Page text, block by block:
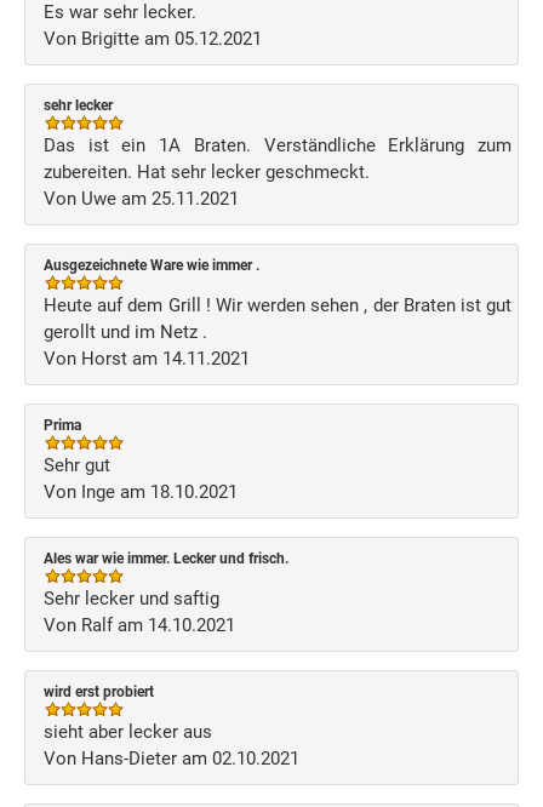
Es war sehr lecker.
Von Brigitte am 05.12.2021
sehr lecker
Das ist ein 1A Braten. Verständliche Erklärung zum
zubereiten. Hat sehr lecker geschmeckt.
Von Uwe am 25.11.2021
Ausgezeichnete Ware wie immer .
Heute auf dem Grill ! Wir werden sehen , der Braten ist gut
gerollt und im Netz .
Von Horst am 14.11.2021
Prima
Sehr gut
Von Inge am 18.10.2021
Ales war wie immer. Lecker und frisch.
Sehr lecker und saftig
Von Ralf am 14.10.2021
wird erst probiert
sieht aber lecker aus
Von Hans-Dieter am 02.10.2021